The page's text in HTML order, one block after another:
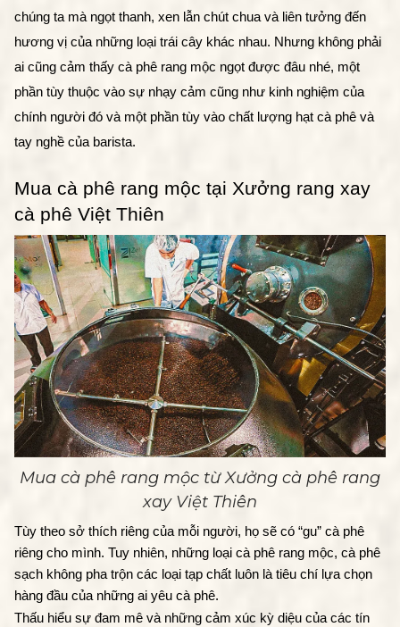
chúng ta mà ngọt thanh, xen lẫn chút chua và liên tưởng đến
hương vị của những loại trái cây khác nhau. Nhưng không phải
ai cũng cảm thấy cà phê rang mộc ngọt được đâu nhé, một
phần tùy thuộc vào sự nhạy cảm cũng như kinh nghiệm của
chính người đó và một phần tùy vào chất lượng hạt cà phê và
tay nghề của barista.
Mua cà phê rang mộc tại Xưởng rang xay
cà phê Việt Thiên
Mua cà phê rang mộc từ Xưởng cà phê rang
xay Việt Thiên
Tùy theo sở thích riêng của mỗi người, họ sẽ có “gu” cà phê
riêng cho mình. Tuy nhiên, những loại cà phê rang mộc, cà phê
sạch không pha trộn các loại tạp chất luôn là tiêu chí lựa chọn
hàng đầu của những ai yêu cà phê.
Thấu hiểu sự đam mê và những cảm xúc kỳ diệu của các tín